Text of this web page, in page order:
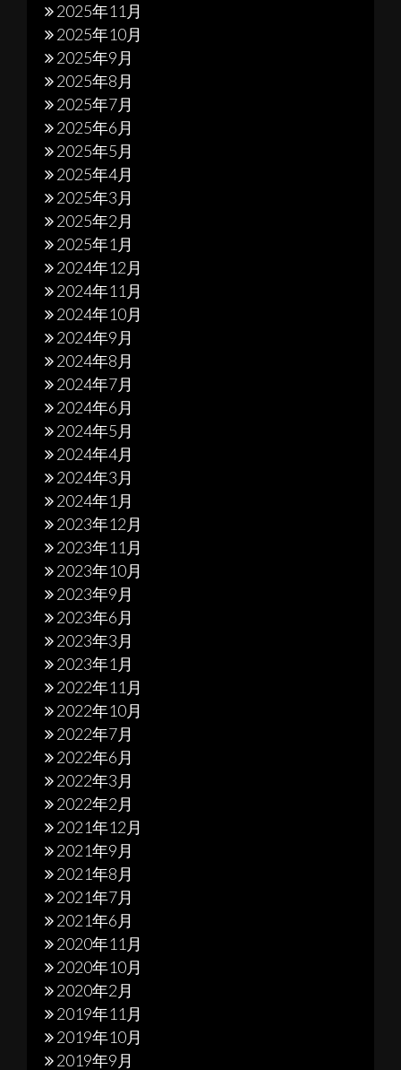
2025年11月
2025年10月
2025年9月
2025年8月
2025年7月
2025年6月
2025年5月
2025年4月
2025年3月
2025年2月
2025年1月
2024年12月
2024年11月
2024年10月
2024年9月
2024年8月
2024年7月
2024年6月
2024年5月
2024年4月
2024年3月
2024年1月
2023年12月
2023年11月
2023年10月
2023年9月
2023年6月
2023年3月
2023年1月
2022年11月
2022年10月
2022年7月
2022年6月
2022年3月
2022年2月
2021年12月
2021年9月
2021年8月
2021年7月
2021年6月
2020年11月
2020年10月
2020年2月
2019年11月
2019年10月
2019年9月